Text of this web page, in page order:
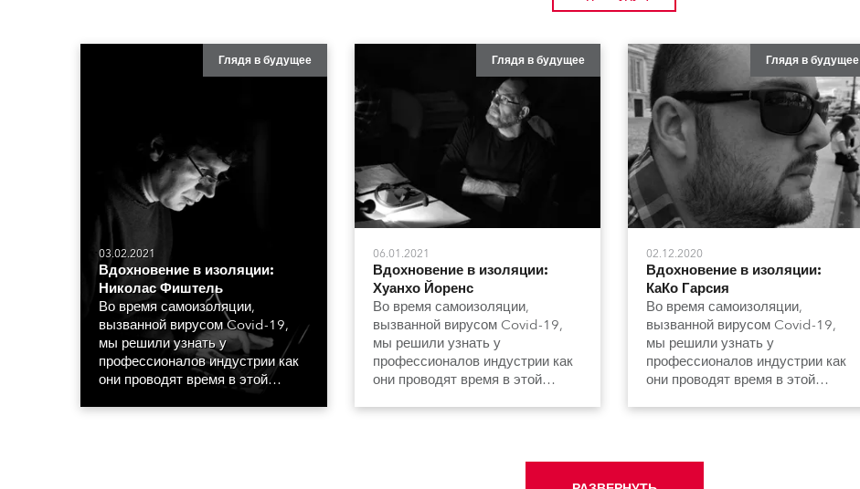
Глядя в будущее
03.02.2021
Вдохновение в изоляции:
Николас Фиштель
Во время самоизоляции,
вызванной вирусом Covid-19,
мы решили узнать у
профессионалов индустрии как
они проводят время в этой
Глядя в будущее
06.01.2021
Вдохновение в изоляции:
Хуанхо Йоренс
Во время самоизоляции,
вызванной вирусом Covid-19,
мы решили узнать у
профессионалов индустрии как
они проводят время в этой
Глядя в будущее
02.12.2020
Вдохновение в изоляции:
КаКо Гарсия
Во время самоизоляции,
вызванной вирусом Covid-19,
мы решили узнать у
профессионалов индустрии как
они проводят время в этой